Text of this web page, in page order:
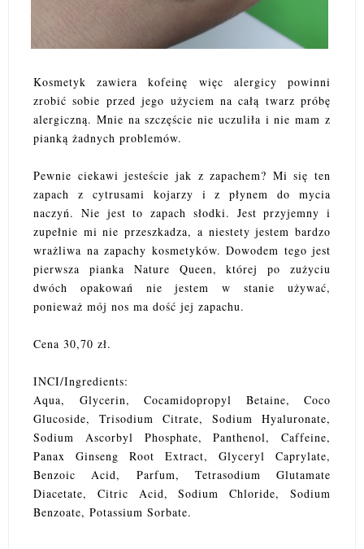
Kosmetyk zawiera kofeinę więc alergicy powinni
zrobić sobie przed jego użyciem na całą twarz próbę
alergiczną. Mnie na szczęście nie uczuliła i nie mam z
pianką żadnych problemów.
Pewnie ciekawi jesteście jak z zapachem? Mi się ten
zapach z cytrusami kojarzy i z płynem do mycia
naczyń. Nie jest to zapach słodki. Jest przyjemny i
zupełnie mi nie przeszkadza, a niestety jestem bardzo
wrażliwa na zapachy kosmetyków. Dowodem tego jest
pierwsza pianka Nature Queen, której po zużyciu
dwóch opakowań nie jestem w stanie używać,
ponieważ mój nos ma dość jej zapachu.
Cena 30,70 zł.
INCI/Ingredients:
Aqua, Glycerin, Cocamidopropyl Betaine, Coco
Glucoside, Trisodium Citrate, Sodium Hyaluronate,
Sodium Ascorbyl Phosphate, Panthenol, Caffeine,
Panax Ginseng Root Extract, Glyceryl Caprylate,
Benzoic Acid, Parfum, Tetrasodium Glutamate
Diacetate, Citric Acid, Sodium Chloride, Sodium
Benzoate, Potassium Sorbate.